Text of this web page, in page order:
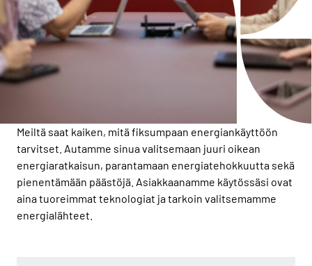
Meiltä saat kaiken, mitä fiksumpaan energiankäyttöön
tarvitset. Autamme sinua valitsemaan juuri oikean
energiaratkaisun, parantamaan energiatehokkuutta sekä
pienentämään päästöjä. Asiakkaanamme käytössäsi ovat
aina tuoreimmat teknologiat ja tarkoin valitsemamme
energialähteet.